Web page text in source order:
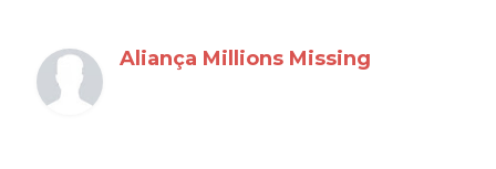
Aliança Millions Missing